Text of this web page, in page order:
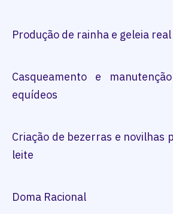
Produção de rainha e geleia real
Casqueamento e
equídeos
Criação de bezerras e novilhas
leite
Doma Racional